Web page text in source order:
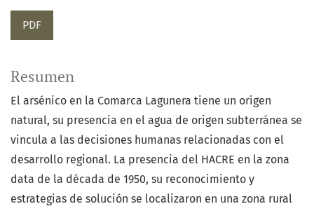
PDF
Resumen
El arsénico en la Comarca Lagunera tiene un origen
natural, su presencia en el agua de origen subterránea se
vincula a las decisiones humanas relacionadas con el
desarrollo regional. La presencia del HACRE en la zona
data de la década de 1950, su reconocimiento y
estrategias de solución se localizaron en una zona rural